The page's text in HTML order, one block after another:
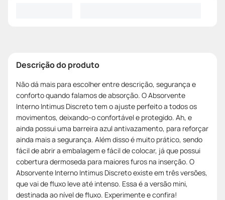
Descrição do produto
Não dá mais para escolher entre descrição, segurança e
conforto quando falamos de absorção. O Absorvente
Interno Intimus Discreto tem o ajuste perfeito a todos os
movimentos, deixando-o confortável e protegido. Ah, e
ainda possui uma barreira azul antivazamento, para reforçar
ainda mais a segurança. Além disso é muito prático, sendo
fácil de abrir a embalagem e fácil de colocar, já que possui
cobertura dermoseda para maiores furos na inserção. O
Absorvente Interno Intimus Discreto existe em três versões,
que vai de fluxo leve até intenso. Essa é a versão mini,
destinada ao nível de fluxo. Experimente e confira!